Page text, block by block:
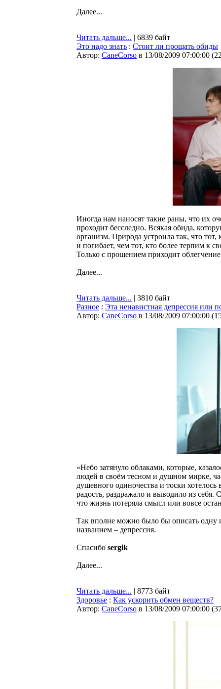
Далее...
Читать дальше... | 6839 байт
Это надо знать : Стоит ли прощать обиды
Автор: CaneCorso в 13/08/2009 07:00:00 (
Иногда нам наносят такие раны, что их
проходит бесследно. Всякая обида,
организм. Природа устроила так, что тот,
и погибает, чем тот, кто более терпим к
Только с прощением приходит
Далее...
Читать дальше... | 3810 байт
Разное : Эта ненавистная депрессия или
Автор: CaneCorso в 13/08/2009 07:00:00 (
«Небо затянуло облаками, которые,
людей в своём тесном и душном мирке,
душевного одиночества и тоски
радость, раздражало и выводило из себя.
что жизнь потеряла смысл или вовсе
Так вполне можно было бы описать одну
названием – депрессия.
Спасибо sergik
Далее...
Читать дальше... | 8773 байт
Здоровье : Как ускорить обмен веществ?
Автор: CaneCorso в 13/08/2009 07:00:00 (